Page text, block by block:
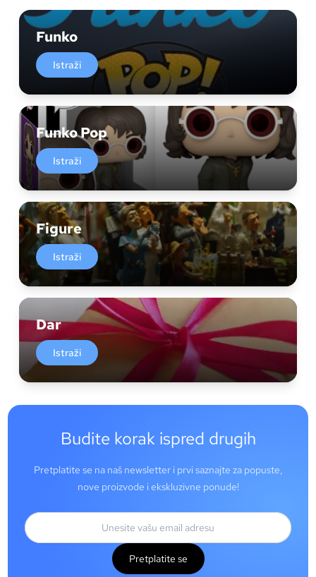
Funko
Istraži
Funko Pop
Istraži
Figure
Istraži
Dar
Istraži
Budite korak ispred drugih
Pretplatite se na naš newsletter i prvi saznajte za popuste,
nove proizvode i ekskluzivne ponude!
Pretplatite se